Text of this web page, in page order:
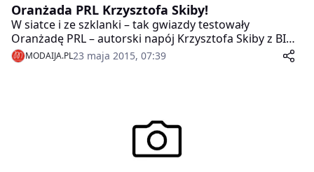
Oranżada PRL Krzysztofa Skiby!
W siatce i ze szklanki – tak gwiazdy testowały
Oranżadę PRL – autorski napój Krzysztofa Skiby z BIG
CYC, który na miejsce degustacji dojechał czerwonym
żukiem.
MODAIJA.PL23 maja 2015, 07:39